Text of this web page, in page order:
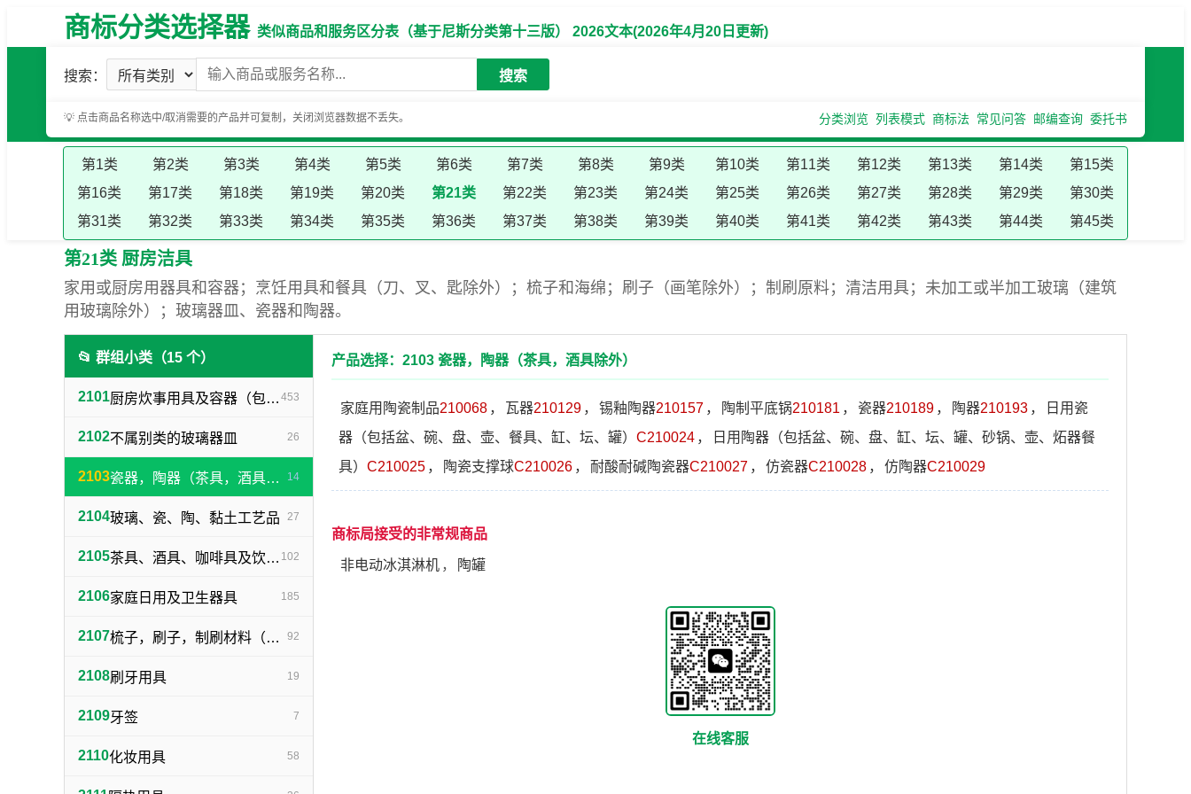
商标分类选择器类似商品和服务区分表（基于尼斯分类第十三版） 2026文本(2026年4月20日更新)
搜索： 搜索
💡 点击商品名称选中/取消需要的产品并可复制，关闭浏览器数据不丢失。 分类浏览 列表模式 商标法 常见问答 邮编查询 委托书
第1类 第2类 第3类 第4类 第5类 第6类 第7类 第8类 第9类 第10类 第11类 第12类 第13类 第14类
第15类
第16类
第17类 第18类 第19类 第20类 第21类 第22类 第23类 第24类 第25类 第26类 第27类 第28类 第29类
第30类
第31类
第32类 第33类 第34类 第35类 第36类 第37类 第38类 第39类 第40类 第41类 第42类 第43类 第44类 第45类
第21类 厨房洁具
家用或厨房用器具和容器；烹饪用具和餐具（刀、叉、匙除外）；梳子和海绵；刷子（画笔除外）；制刷原料；清洁用具；未加工或半加工玻璃（建筑
用玻璃除外）；玻璃器皿、瓷器和陶器。
📂 群组小类（15 个）
2101 厨房炊事用具及容器（包括不属别类的餐具） 453
2102不属别类的玻璃器皿 26
2103 瓷器，陶器（茶具，酒具除外） 14
2104玻璃、瓷、陶、黏土工艺品 27
2105 茶具、酒具、咖啡具及饮水用具 102
2106家庭日用及卫生器具 185
2107 梳子，刷子，制刷材料（不包括牙刷） 92
2108刷牙用具 19
2109牙签 7
2110化妆用具 58
产品选择：2103 瓷器，陶器（茶具，酒具除外）
家庭用陶瓷制品210068 ， 瓦器210129 ， 锡釉陶器210157 ， 陶制平底锅210181 ， 瓷器210189 ， 陶器210193 ，
日用瓷
器（包括盆、碗、盘、壶、餐具、缸、坛、罐） C210024 ，
日用陶器（包括盆、碗、盘、缸、坛、罐、砂锅、壶、炻器餐
具） C210025 ， 陶瓷支撑球C210026 ， 耐酸耐碱陶瓷器C210027 ， 仿瓷器C210028 ， 仿陶器C210029
商标局接受的非常规商品
非电动冰淇淋机 ， 陶罐
在线客服